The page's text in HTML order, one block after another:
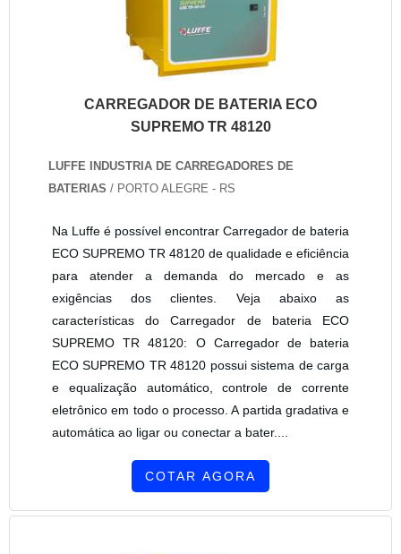
CARREGADOR DE BATERIA ECO
SUPREMO TR 48120
LUFFE INDUSTRIA DE CARREGADORES DE
BATERIAS / PORTO ALEGRE - RS
Na Luffe é possível encontrar Carregador de bateria
ECO SUPREMO TR 48120 de qualidade e eficiência
para atender a demanda do mercado e as
exigências dos clientes. Veja abaixo as
características do Carregador de bateria ECO
SUPREMO TR 48120: O Carregador de bateria
ECO SUPREMO TR 48120 possui sistema de carga
e equalização automático, controle de corrente
eletrônico em todo o processo. A partida gradativa e
automática ao ligar ou conectar a bater....
COTAR AGORA